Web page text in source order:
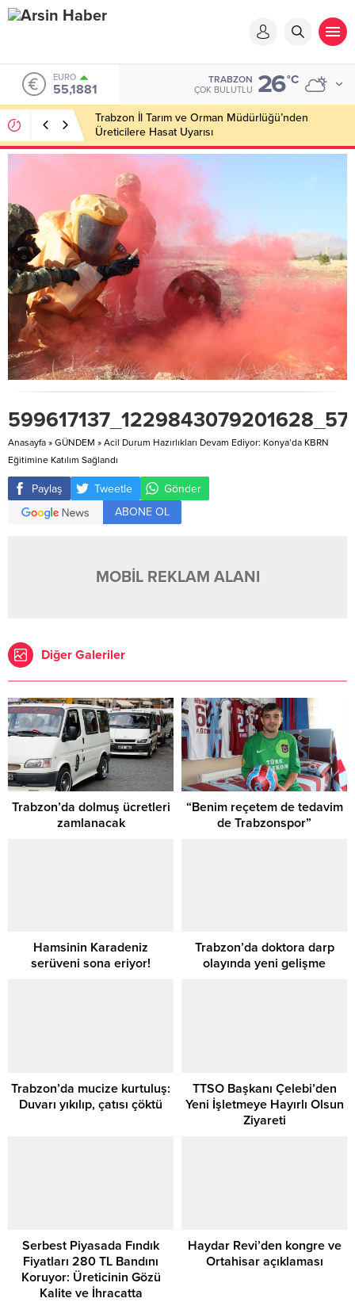
EURO
55,1881
TRABZON
ÇOK BULUTLU 26°C
Trabzon İl Tarım ve Orman Müdürlüğü’nden
Üreticilere Hasat Uyarısı
Anasayfa » GÜNDEM » Acil Durum Hazırlıkları Devam Ediyor: Konya’da KBRN
Eğitimine Katılım Sağlandı
Paylaş Tweetle
Gönder
ABONE OL
MOBİL REKLAM ALANI
Diğer Galeriler
Trabzon’da dolmuş ücretleri
zamlanacak
“Benim reçetem de tedavim
de Trabzonspor”
Hamsinin Karadeniz
serüveni sona eriyor!
Trabzon’da doktora darp
olayında yeni gelişme
Trabzon’da mucize kurtuluş:
Duvarı yıkılıp, çatısı çöktü
TTSO Başkanı Çelebi’den
Yeni İşletmeye Hayırlı Olsun
Ziyareti
Serbest Piyasada Fındık
Fiyatları 280 TL Bandını
Koruyor: Üreticinin Gözü
Kalite ve İhracatta
Haydar Revi’den kongre ve
Ortahisar açıklaması